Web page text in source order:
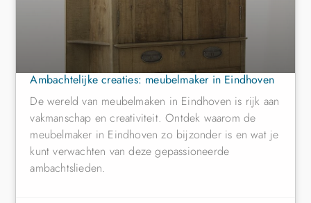
Ambachtelijke creaties: meubelmaker in Eindhoven
De wereld van meubelmaken in Eindhoven is rijk aan
vakmanschap en creativiteit. Ontdek waarom de
meubelmaker in Eindhoven zo bijzonder is en wat je
kunt verwachten van deze gepassioneerde
ambachtslieden.